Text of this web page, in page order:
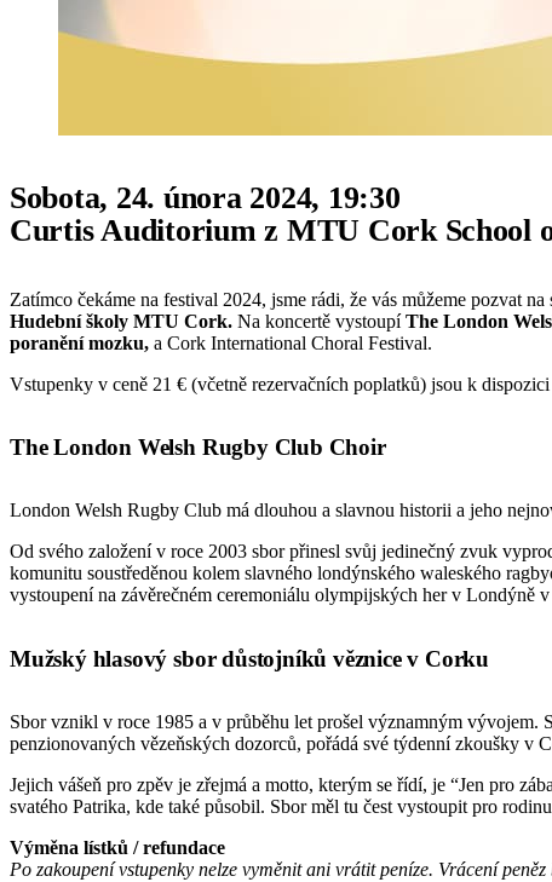
Sobota, 24. února 2024, 19:30
Curtis Auditorium z MTU Cork School
Zatímco čekáme na festival 2024, jsme rádi, že vás můžeme pozvat
Hudební školy MTU Cork. Na koncertě vystoupíThe London
poranění mozku, a Cork International Choral Festival.
Vstupenky v ceně 21 € (včetně rezervačních poplatků) jsou k
The London Welsh Rugby Club Choir
London Welsh Rugby Club má dlouhou a slavnou historii a jeho
Od svého založení v roce 2003 sbor přinesl svůj jedinečný zvuk
komunitu soustředěnou kolem slavného londýnského waleského
vystoupení na závěrečném ceremoniálu olympijských her v Londýně
Mužský hlasový sbor důstojníků věznice v Corku
Sbor vznikl v roce 1985 a v průběhu let prošel významným vývojem.
penzionovaných vězeňských dozorců, pořádá své týdenní zkoušky v
Jejich vášeň pro zpěv je zřejmá a motto, kterým se řídí, je “Jen pro
svatého Patrika, kde také působil. Sbor měl tu čest vystoupit pro
Výměna lístků / refundace
Po zakoupení vstupenky nelze vyměnit ani vrátit peníze. Vrácení